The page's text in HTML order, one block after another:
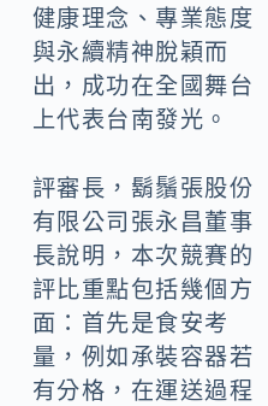
健康理念、專業態度
與永續精神脫穎而
出，成功在全國舞台
上代表台南發光。
評審長，鬍鬚張股份
有限公司張永昌董事
長說明，本次競賽的
評比重點包括幾個方
面：首先是食安考
量，例如承裝容器若
有分格，在運送過程